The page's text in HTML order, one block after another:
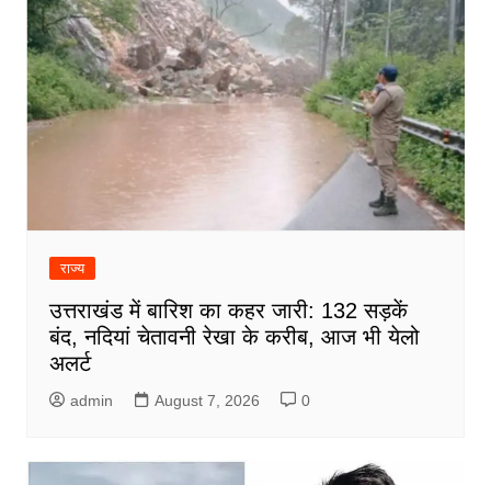
राज्य
उत्तराखंड में बारिश का कहर जारी: 132 सड़कें
बंद, नदियां चेतावनी रेखा के करीब, आज भी येलो
अलर्ट
admin August 7, 2026 0